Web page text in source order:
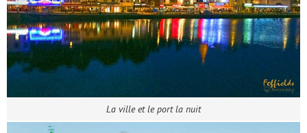
La ville et le port la nuit